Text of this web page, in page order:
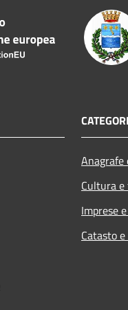
Cultura
Imprese
Catasto